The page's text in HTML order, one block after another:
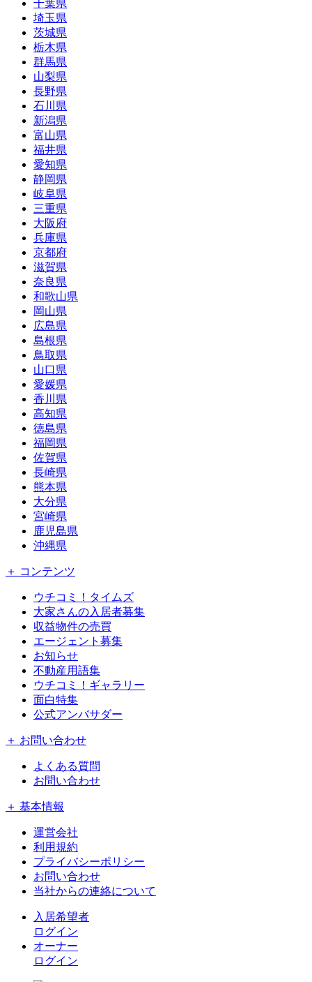
千葉県
埼玉県
茨城県
栃木県
群馬県
山梨県
長野県
石川県
新潟県
富山県
福井県
愛知県
静岡県
岐阜県
三重県
大阪府
兵庫県
京都府
滋賀県
奈良県
和歌山県
岡山県
広島県
島根県
鳥取県
山口県
愛媛県
香川県
高知県
徳島県
福岡県
佐賀県
長崎県
熊本県
大分県
宮崎県
鹿児島県
沖縄県
＋ コンテンツ
ウチコミ！タイムズ
大家さんの入居者募集
収益物件の売買
エージェント募集
お知らせ
不動産用語集
ウチコミ！ギャラリー
面白特集
公式アンバサダー
＋ お問い合わせ
よくある質問
お問い合わせ
＋ 基本情報
運営会社
利用規約
プライバシーポリシー
お問い合わせ
当社からの連絡について
入居希望者
ログイン
オーナー
ログイン